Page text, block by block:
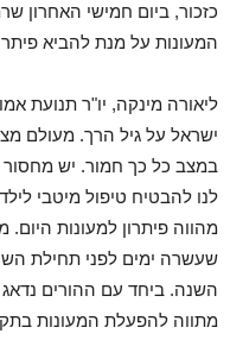
כזכור, ביום חמישי האחרון
המעונות על מנת להביא
ליאורה מינקה, יו"ר תנועת
ישראל על גיל הרך. מעולם
במצב כל כך חמור. יש
לנו להבטיח טיפול מיטבי
מהווה פיתרון למעונות
שעשרה ימים לפני תחילת
השנה. ביחד עם ההורים נדאג
מתווה להפעלת המעונות